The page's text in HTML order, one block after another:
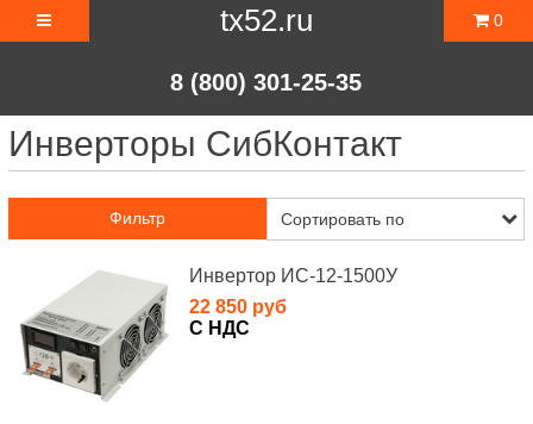
tx52.ru
8 (800) 301-25-35
0
Инверторы СибКонтакт
Фильтр
Инвертор ИС-12-1500У
22 850 руб
С НДС